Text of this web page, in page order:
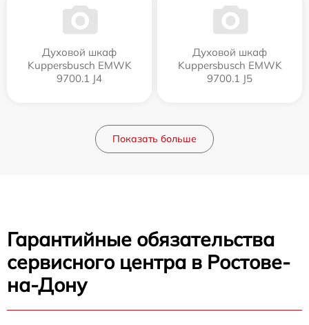
Духовой шкаф
Kuppersbusch EMWK
9700.1 J4
Духовой шкаф
Kuppersbusch EMWK
9700.1 J5
Показать больше
Гарантийные обязательства
сервисного центра в Ростове-
на-Дону